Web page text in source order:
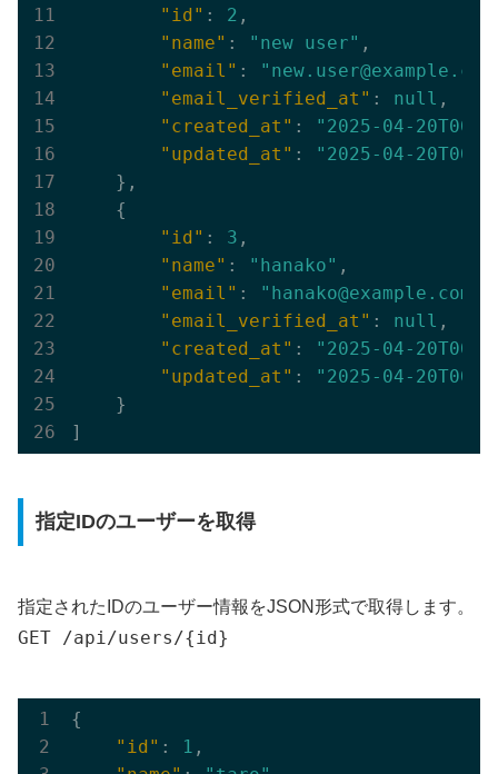
"id" : 2 ,
"name" : "new user" ,
"email" :
"email_verified_at" : null ,
"created_at" :
"2025-04-
"updated_at" :
"2025-04-
    },
    {
"id" : 3 ,
"name" : "hanako" ,
"email" : "hanako@example.com"
"email_verified_at" : null ,
"created_at" :
"2025-04-
"updated_at" :
"2025-04-
    }
指定IDのユーザーを取得
指定されたIDのユーザー情報をJSON形式で取得します。
GET /api/users/{id}
{
"id" : 1 ,